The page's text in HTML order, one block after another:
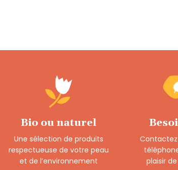
Bio ou naturel
Une sélection de produits
respectueuse de votre peau
et de l’environnement
plaisir